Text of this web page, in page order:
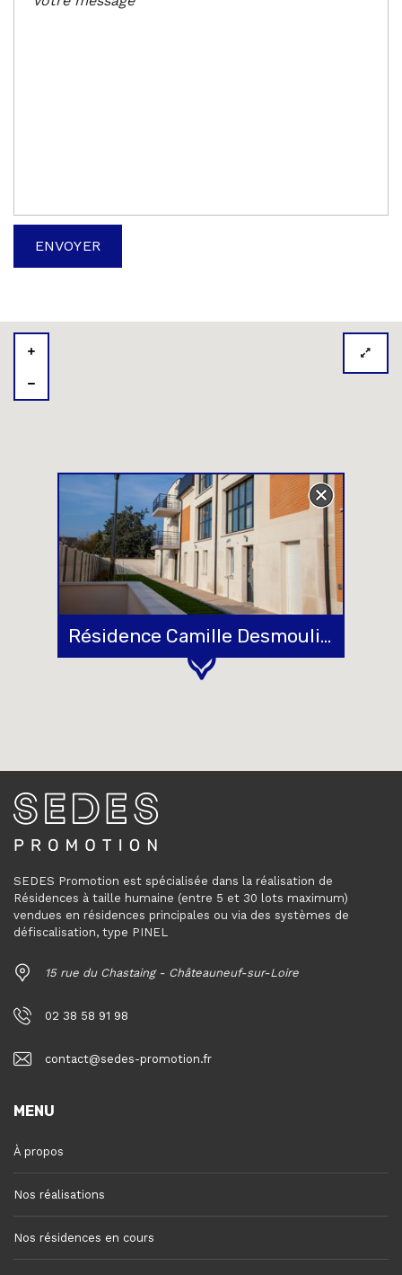
Résidence Camille Desmoulins
SEDES Promotion est spécialisée dans la réalisation de
Résidences à taille humaine (entre 5 et 30 lots maximum)
vendues en résidences principales ou via des systèmes de
défiscalisation, type PINEL
15 rue du Chastaing - Châteauneuf-sur-Loire
02 38 58 91 98
contact@sedes-promotion.fr
MENU
À propos
Nos réalisations
Nos résidences en cours